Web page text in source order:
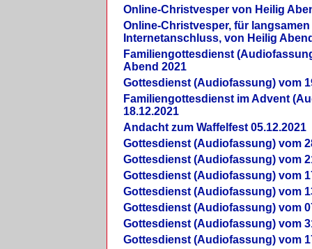
Online-Christvesper von Heilig
Online-Christvesper, für langsamen
Internetanschluss, von Heilig
Familiengottesdienst
Abend 2021
Gottesdienst (Audiofassung) vom
Familiengottesdienst im Advent
18.12.2021
Andacht zum Waffelfest 05.12.2021
Gottesdienst (Audiofassung) vom
Gottesdienst (Audiofassung) vom
Gottesdienst (Audiofassung) vom
Gottesdienst (Audiofassung) vom
Gottesdienst (Audiofassung) vom
Gottesdienst (Audiofassung) vom
Gottesdienst (Audiofassung) vom